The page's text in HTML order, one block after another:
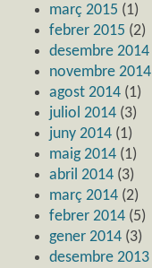
març 2015 (1)
febrer 2015 (2)
desembre 2014
novembre 2014
agost 2014 (1)
juliol 2014 (3)
juny 2014 (1)
maig 2014 (1)
abril 2014 (3)
març 2014 (2)
febrer 2014 (5)
gener 2014 (3)
desembre 2013